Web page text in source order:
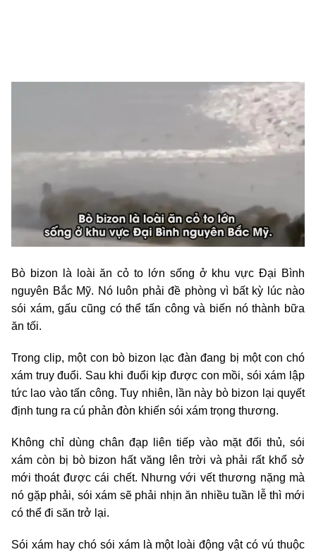
Bò bizon là loài ăn cỏ to lớn sống ở khu vực Đại Bình
nguyên Bắc Mỹ. Nó luôn phải đề phòng vì bất kỳ lúc nào
sói xám, gấu cũng có thể tấn công và biến nó thành bữa
ăn tối.
Trong clip, một con bò bizon lạc đàn đang bị một con chó
xám truy đuổi. Sau khi đuổi kịp được con mồi, sói xám lập
tức lao vào tấn công. Tuy nhiên, lần này bò bizon lại quyết
định tung ra cú phản đòn khiến sói xám trọng thương.
Không chỉ dùng chân đạp liên tiếp vào mặt đối thủ, sói
xám còn bị bò bizon hất văng lên trời và phải rất khổ sở
mới thoát được cái chết. Nhưng với vết thương nặng mà
nó gặp phải, sói xám sẽ phải nhịn ăn nhiều tuần lễ thì mới
có thể đi săn trở lại.
Sói xám hay chó sói xám là một loài động vật có vú thuộc